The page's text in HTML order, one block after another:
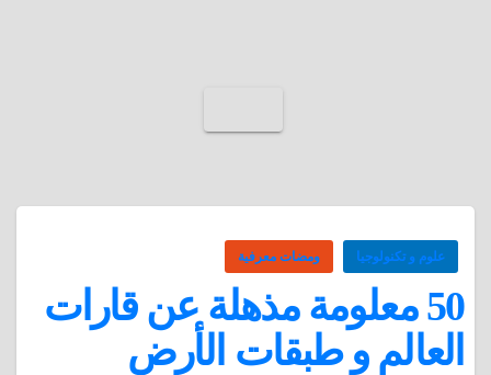
علوم و تكنولوجيا ومضات معرفية
50 معلومة مذهلة عن قارات
العالم و طبقات الأرض